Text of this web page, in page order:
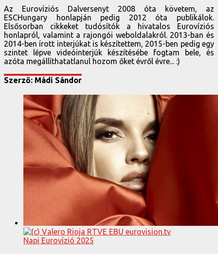
Az Eurovíziós Dalversenyt 2008 óta követem, az
ESCHungary honlapján pedig 2012 óta publikálok.
Elsősorban cikkeket tudósítók a hivatalos Eurovíziós
honlapról, valamint a rajongói weboldalakról. 2013-ban és
2014-ben írott interjúkat is készítettem, 2015-ben pedig egy
szintet lépve videóinterjúk készítésébe fogtam bele, és
azóta megállíthatatlanul hozom őket évről évre... :)
Szerző: Mádi Sándor
Napi Eurovízió 2025